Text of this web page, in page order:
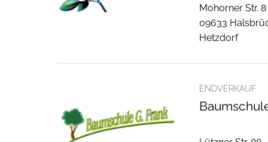
Mohorner Str. 8
09633
Hetzdorf
ENDVERKAUF